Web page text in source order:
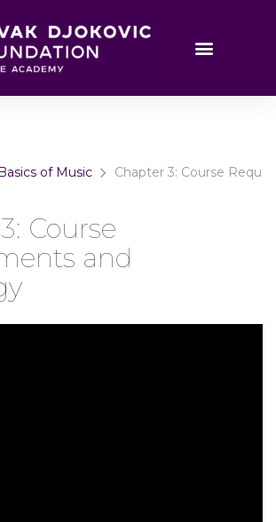
of Music Chapter 3: Course
Course
and